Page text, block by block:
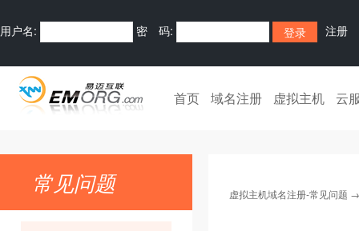
用户名: 密 码: 注册
首页 域名注册 虚拟主机 云
常见问题 虚拟主机域名注册-常见问题